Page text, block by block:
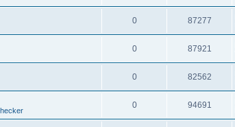
0 87277
0 87921
0 82562
0 94691